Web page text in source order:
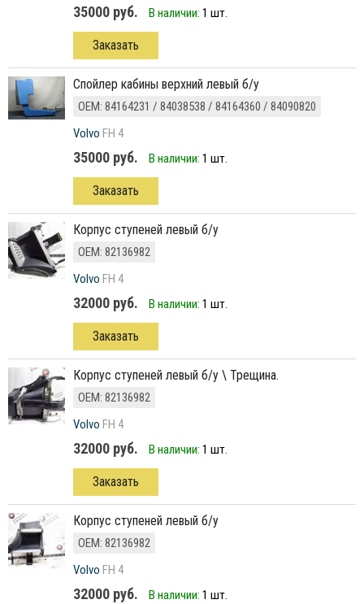
35000 руб. В наличии: 1 шт.
Заказать
Спойлер кабины верхний левый б/у
ОЕМ: 84164231 / 84038538 / 84164360 / 84090820
Volvo FH 4
35000 руб. В наличии: 1 шт.
Заказать
Корпус ступеней левый б/у
ОЕМ: 82136982
Volvo FH 4
32000 руб. В наличии: 1 шт.
Заказать
Корпус ступеней левый б/у \ Трещина.
ОЕМ: 82136982
Volvo FH 4
32000 руб. В наличии: 1 шт.
Заказать
Корпус ступеней левый б/у
ОЕМ: 82136982
Volvo FH 4
32000 руб. В наличии: 1 шт.